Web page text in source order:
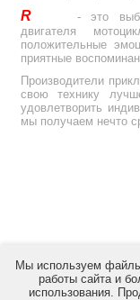
R
- это
двигателя
положительные
приятные
Производители
свою технику
удовлетворить
мы получаем нечто
Мы используем
работы сайта и
использования.